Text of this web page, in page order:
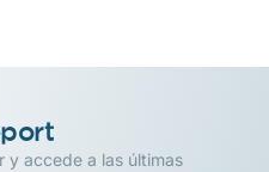
y accede a las últimas